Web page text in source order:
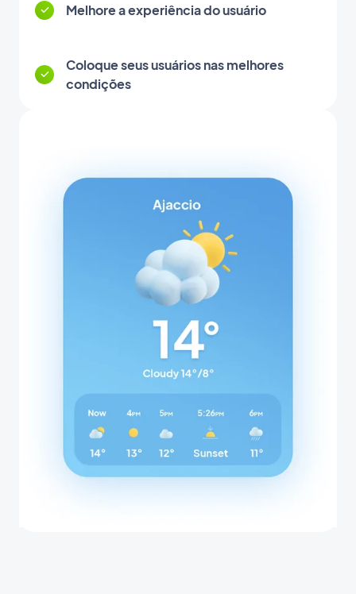
Melhore a experiência do usuário
Coloque seus usuários nas melhores
condições